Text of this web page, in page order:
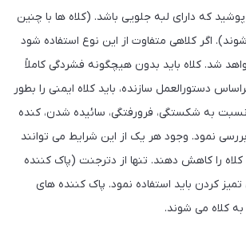
که دارای لبه جلویی باشد. (کلاه ها با چنین
اگر کلاهی متفاوت از این نوع استفاده شود
شد. کلاه باید بدون هیچگونه فشردگی کاملاً
دستورالعمل سازنده، باید کلاه ایمنی را بطور
به شکستگی، فرورفتگی، سائیده شدن، کنده
نمود. وجود هر یک از این شرایط می توانند
را کاهش دهند. تنها از دترجنت (پاک کننده
کردن باید استفاده نمود. پاک کننده های
کلاه می شوند.